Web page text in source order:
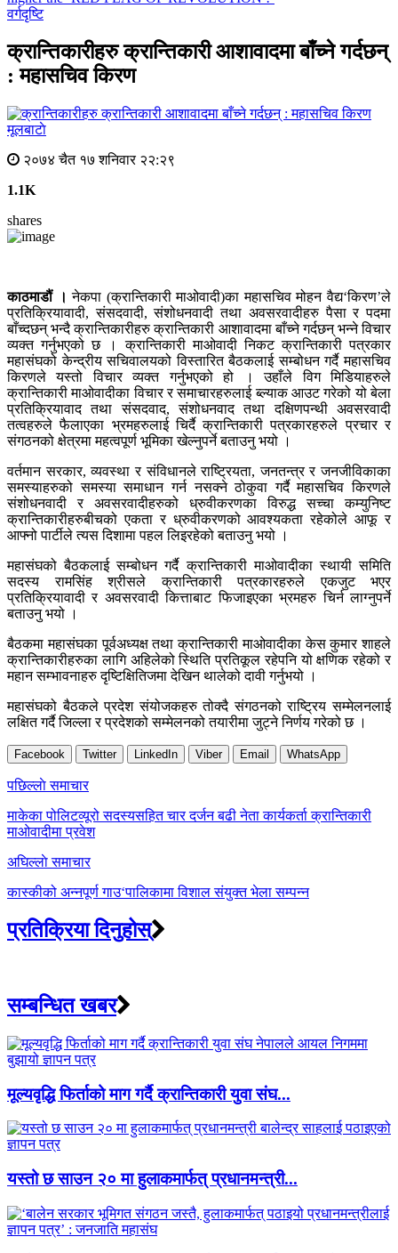
वर्गदृष्टि
क्रान्तिकारीहरु क्रान्तिकारी आशावादमा बाँच्ने गर्दछन्
: महासचिव किरण
मूलबाटाे
२०७४ चैत १७ शनिवार २२:२९
1.1K
shares
काठमाडौं । नेकपा (क्रान्तिकारी माओवादी)का महासचिव मोहन वैद्य‘किरण’ले
प्रतिक्रियावादी, संसदवादी, संशोधनवादी तथा अवसरवादीहरु पैसा र पदमा
बाँच्दछन् भन्दै क्रान्तिकारीहरु क्रान्तिकारी आशावादमा बाँच्ने गर्दछन् भन्ने विचार
व्यक्त गर्नुभएको छ । क्रान्तिकारी माओवादी निकट क्रान्तिकारी पत्रकार
महासंघको केन्द्रीय सचिवालयको विस्तारित बैठकलाई सम्बोधन गर्दै महासचिव
किरणले यस्तो विचार व्यक्त गर्नुभएको हो । उहाँले विग मिडियाहरुले
क्रान्तिकारी माओवादीका विचार र समाचारहरुलाई ब्ल्याक आउट गरेको यो बेला
प्रतिक्रियावाद तथा संसदवाद, संशोधनवाद तथा दक्षिणपन्थी अवसरवादी
तत्वहरुले फैलाएका भ्रमहरुलाई चिर्दै क्रान्तिकारी पत्रकारहरुले प्रचार र
संगठनको क्षेत्रमा महत्वपूर्ण भूमिका खेल्नुपर्ने बताउनु भयो ।
वर्तमान सरकार, व्यवस्था र संविधानले राष्ट्रियता, जनतन्त्र र जनजीविकाका
समस्याहरुको समस्या समाधान गर्न नसक्ने ठोकुवा गर्दै महासचिव किरणले
संशोधनवादी र अवसरवादीहरुको ध्रुवीकरणका विरुद्ध सच्चा कम्युनिष्ट
क्रान्तिकारीहरुबीचको एकता र ध्रुवीकरणको आवश्यकता रहेकोले आफू र
आफ्नो पार्टीले त्यस दिशामा पहल लिइरहेको बताउनु भयो ।
महासंघको बैठकलाई सम्बोधन गर्दै क्रान्तिकारी माओवादीका स्थायी समिति
सदस्य रामसिंह श्रीसले क्रान्तिकारी पत्रकारहरुले एकजुट भएर
प्रतिक्रियावादी र अवसरवादी कित्ताबाट फिजाइएका भ्रमहरु चिर्न लाग्नुपर्ने
बताउनु भयो ।
बैठकमा महासंघका पूर्वअध्यक्ष तथा क्रान्तिकारी माओवादीका केस कुमार शाहले
क्रान्तिकारीहरुका लागि अहिलेको स्थिति प्रतिकूल रहेपनि यो क्षणिक रहेको र
महान सम्भावनाहरु दृष्टिक्षितिजमा देखिन थालेको दावी गर्नुभयो ।
महासंघको बैठकले प्रदेश संयोजकहरु तोक्दै संगठनको राष्ट्रिय सम्मेलनलाई
लक्षित गर्दै जिल्ला र प्रदेशको सम्मेलनको तयारीमा जुट्ने निर्णय गरेको छ ।
Facebook Twitter LinkedIn Viber Email WhatsApp
Post
navigation
पछिल्लाे समाचार
माकेका पोलिटव्यूरो सदस्यसहित चार दर्जन बढी नेता कार्यकर्ता क्रान्तिकारी
माओवादीमा प्रवेश
अघिल्लाे समाचार
कास्कीको अन्नपूर्ण गाउ‘पालिकामा विशाल संयुक्त भेला सम्पन्न
प्रतिक्रिया दिनुहोस्
सम्बन्धित खबर
मूल्यवृद्धि फिर्ताको माग गर्दै क्रान्तिकारी युवा संघ...
यस्तो छ साउन २० मा हुलाकमार्फत् प्रधानमन्त्री...